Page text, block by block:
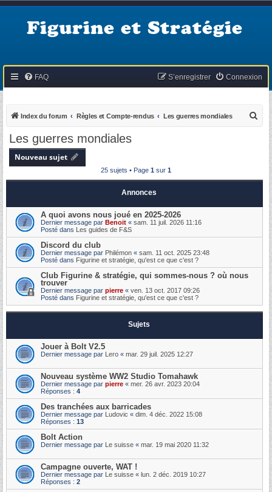
Figurine et Stratégie
FAQ Connexion
S’enregistrer
Index du forum Règles et Compte-rendus Les guerres mondiales
Les guerres mondiales
Nouveau sujet
25 sujets • Page 1 sur 1
Annonces
A quoi avons nous joué en 2025-2026
Dernier message par Benoit « sam. 11 juil. 2026 11:16
Posté dans Les guides de F&S
Discord du club
Dernier message par Philémon « sam. 11 oct. 2025 23:48
Posté dans Figurine et stratégie, qu'est ce que c'est ?
Club Figurine & stratégie, qui sommes-nous ? où nous
trouver
Dernier message par pierre « ven. 13 oct. 2017 09:26
Posté dans Figurine et stratégie, qu'est ce que c'est ?
Sujets
Jouer à Bolt V2.5
Dernier message par Lero « mar. 29 juil. 2025 12:27
Nouveau système WW2 Studio Tomahawk
Dernier message par pierre « mer. 26 avr. 2023 20:04
Réponses : 4
Des tranchées aux barricades
Dernier message par Ludovic « dim. 4 déc. 2022 15:08
Réponses : 13
Bolt Action
Dernier message par Le suisse « mar. 19 mai 2020 11:32
Campagne ouverte, WAT !
Dernier message par Le suisse « lun. 2 déc. 2019 10:27
Réponses : 2